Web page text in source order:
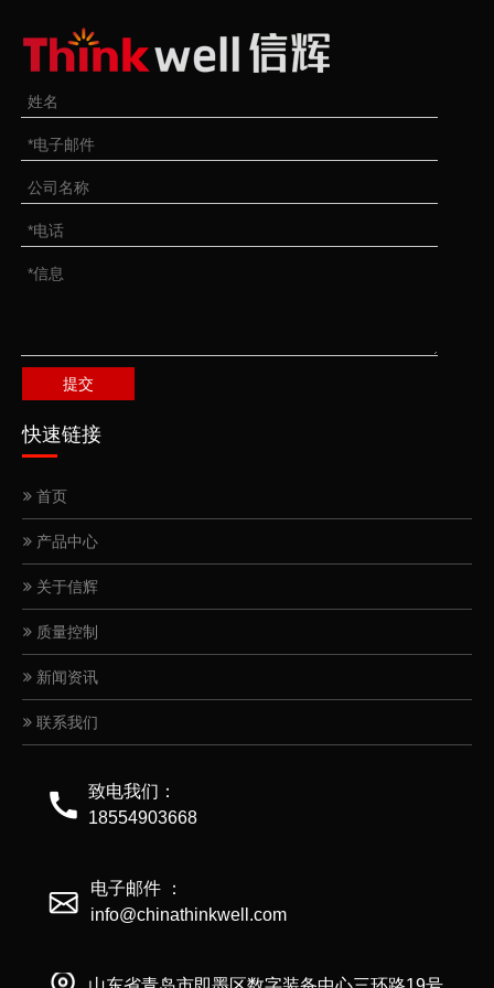
提交
快速链接
首页
产品中心
关于信辉
质量控制
新闻资讯
联系我们
致电我们：
18554903668
电子邮件 ：
info@chinathinkwell.com